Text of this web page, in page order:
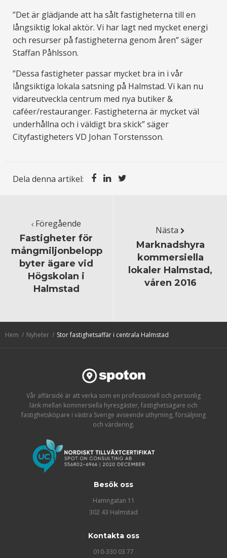
”Det är glädjande att ha sålt fastigheterna till en
långsiktig lokal aktör. Vi har lagt ned mycket energi
och resurser på fastigheterna genom åren” säger
Staffan Påhlsson.
”Dessa fastigheter passar mycket bra in i vår
långsiktiga lokala satsning på Halmstad. Vi kan nu
vidareutveckla centrum med nya butiker &
caféer/restauranger. Fastigheterna är mycket väl
underhållna och i väldigt bra skick” säger
Cityfastigheters VD Johan Torstensson.
Dela denna artikel:
Föregående
Fastigheter för
mångmiljonbelopp
byter ägare vid
Högskolan i
Halmstad
Nästa
Marknadshyra
kommersiella
lokaler Halmstad,
våren 2016
Hem Nyheter Stor fastighetsaffär i centrala Halmstad
Vår affärsidé är att verka som en professionell och personlig
länk mellan kommersiella hyresgäster, fastighetsägare och
fastighetsköpare i västra Sverige avseende uthyrning, försäljning
och värdering.
Besök oss
Hamngatan 11
302 43 Halmstad
Kontakta oss
010-330 03 77